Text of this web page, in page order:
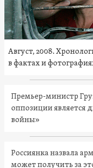
Август, 2008.
в фактах и
Премьер-министр
оппозиции является
войны»
Россиянка назвала
может получить за